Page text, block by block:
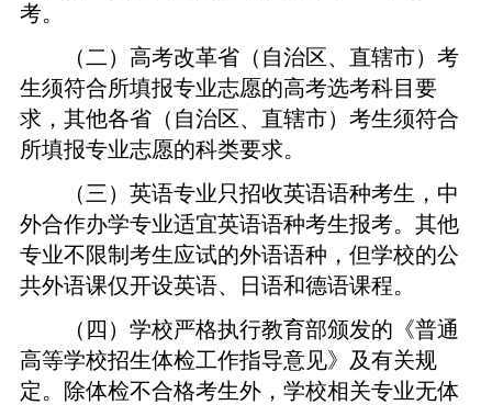
考。
（二）高考改革省（自治区、直辖市）考
生须符合所填报专业志愿的高考选考科目要
求，其他各省（自治区、直辖市）考生须符合
所填报专业志愿的科类要求。
（三）英语专业只招收英语语种考生，中
外合作办学专业适宜英语语种考生报考。其他
专业不限制考生应试的外语语种，但学校的公
共外语课仅开设英语、日语和德语课程。
（四）学校严格执行教育部颁发的《普通
高等学校招生体检工作指导意见》及有关规
定。除体检不合格考生外，学校相关专业无体